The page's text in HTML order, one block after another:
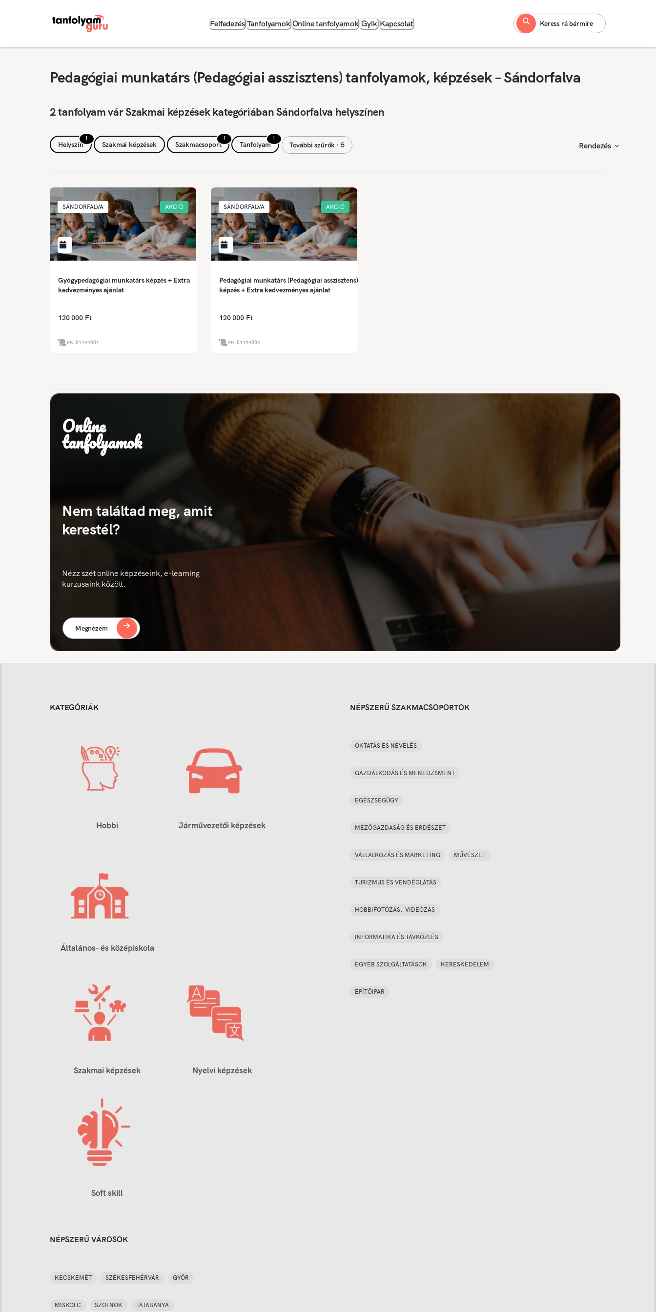
Felfedezés Tanfolyamok Online tanfolyamok Gyik Kapcsolat Keress rá bármire
Pedagógiai munkatárs (Pedagógiai asszisztens) tanfolyamok, képzések – Sándorfalva
2 tanfolyam vár Szakmai képzések kategóriában Sándorfalva helyszínen
1
Helyszín Szakmai képzések
1
Szakmacsoport
1
Tanfolyam További szűrők ∙ 5 Rendezés
SÁNDORFALVA AKCIÓ
Gyógypedagógiai munkatárs képzés + Extra
kedvezményes ajánlat
120 000 Ft
PK:01194001
SÁNDORFALVA AKCIÓ
Pedagógiai munkatárs (Pedagógiai asszisztens)
képzés + Extra kedvezményes ajánlat
120 000 Ft
PK:01194002
Online
tanfolyamok
Nem találtad meg, amit
kerestél?
Nézz szét online képzéseink, e-learning
kurzusaink között.
Megnézem
KATEGÓRIÁK
Hobbi Járművezetői képzések
Általános- és középiskola
Szakmai képzések Nyelvi képzések
Soft skill
NÉPSZERŰ SZAKMACSOPORTOK
OKTATÁS ÉS NEVELÉS
GAZDÁLKODÁS ÉS MENEDZSMENT
EGÉSZSÉGÜGY
MEZŐGAZDASÁG ÉS ERDÉSZET
VÁLLALKOZÁS ÉS MARKETING MŰVÉSZET
TURIZMUS ÉS VENDÉGLÁTÁS
HOBBIFOTÓZÁS, -VIDEÓZÁS
INFORMATIKA ÉS TÁVKÖZLÉS
EGYÉB SZOLGÁLTATÁSOK KERESKEDELEM
ÉPÍTŐIPAR
NÉPSZERŰ VÁROSOK
KECSKEMÉT SZÉKESFEHÉRVÁR GYŐR
MISKOLC SZOLNOK TATABÁNYA